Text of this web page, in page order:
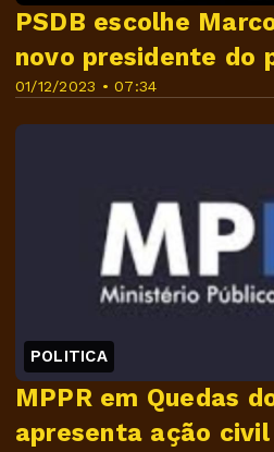
01/12/2023 • 07:34
PSDB escolhe
novo presidente do
POLITICA
MPPR em Quedas
apresenta ação